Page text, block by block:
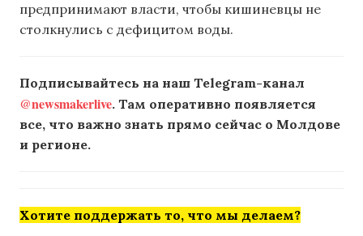
предпринимают власти, чтобы кишиневцы не
столкнулись с дефицитом воды.
Подписывайтесь на наш Telegram-канал
@newsmakerlive. Там оперативно появляется
все, что важно знать прямо сейчас о Молдове
и регионе.
Хотите поддержать то, что мы делаем?